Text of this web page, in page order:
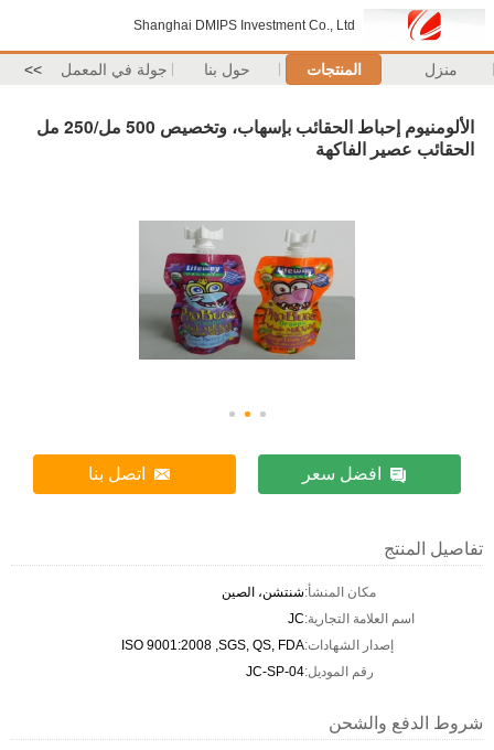
Shanghai DMIPS Investment Co., Ltd
منزل المنتجات حول بنا جولة في المعمل >>
الألومنيوم إحباط الحقائب بإسهاب، وتخصيص 500 مل/250 مل
الحقائب عصير الفاكهة
افضل سعر اتصل بنا
تفاصيل المنتج
مكان المنشأ:شنتشن، الصين
اسم العلامة التجارية:JC
إصدار الشهادات:ISO 9001:2008 ,SGS, QS, FDA
رقم الموديل:JC-SP-04
شروط الدفع والشحن